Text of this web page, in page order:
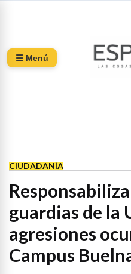
☰ Menú
CIUDADANÍA
guardias de la
agresiones
Campus